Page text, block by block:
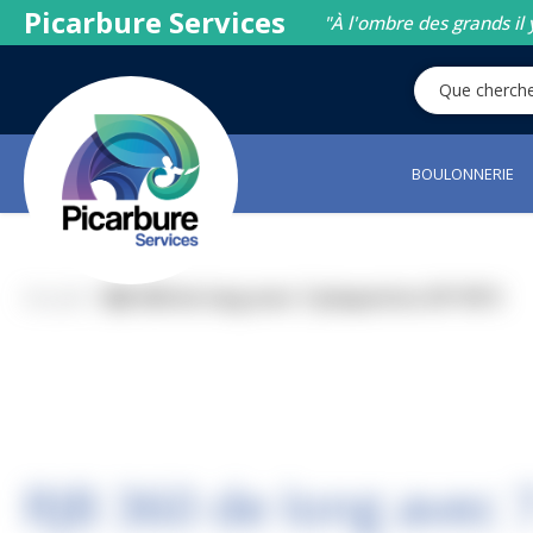
Picarbure Services "À l'ombre des grands
BOULONNERIE
RJB 360 de long avec